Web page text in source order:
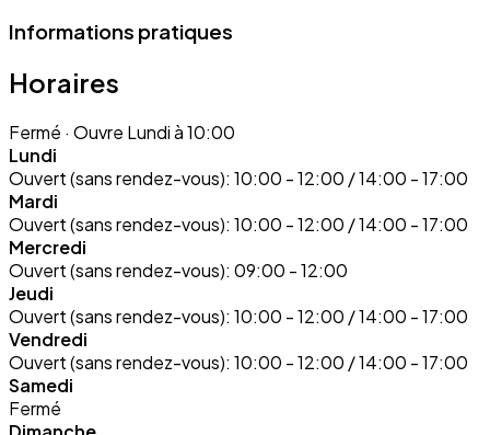
Informations pratiques
Horaires
Fermé · Ouvre Lundi à 10:00
Lundi
Ouvert (sans rendez-vous): 10:00 - 12:00 / 14:00 - 17:00
Mardi
Ouvert (sans rendez-vous): 10:00 - 12:00 / 14:00 - 17:00
Mercredi
Ouvert (sans rendez-vous): 09:00 - 12:00
Jeudi
Ouvert (sans rendez-vous): 10:00 - 12:00 / 14:00 - 17:00
Vendredi
Ouvert (sans rendez-vous): 10:00 - 12:00 / 14:00 - 17:00
Samedi
Fermé